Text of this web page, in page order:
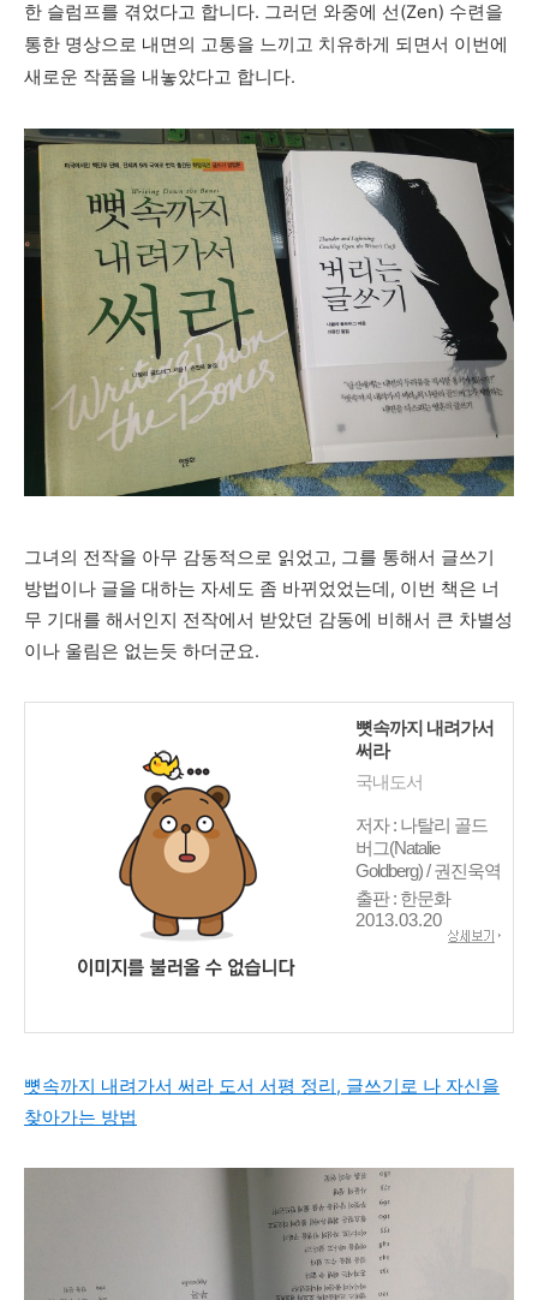
한 슬럼프를 겪었다고 합니다. 그러던 와중에 선(Zen) 수련을
통한 명상으로 내면의 고통을 느끼고 치유하게 되면서 이번에
새로운 작품을 내놓았다고 합니다.
그녀의 전작을 아무 감동적으로 읽었고, 그를 통해서 글쓰기
방법이나 글을 대하는 자세도 좀 바뀌었었는데, 이번 책은 너
무 기대를 해서인지 전작에서 받았던 감동에 비해서 큰 차별성
이나 울림은 없는듯 하더군요.
뼛속까지 내려가서
써라
국내도서
저자 : 나탈리 골드
버그(Natalie
Goldberg) / 권진욱역
출판 : 한문화
2013.03.20
뼛속까지 내려가서 써라 도서 서평 정리, 글쓰기로 나 자신을
찾아가는 방법